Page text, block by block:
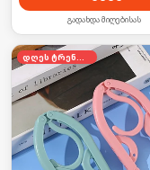
გადახდა მიღებისას